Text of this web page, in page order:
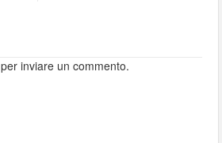
per inviare un commento.